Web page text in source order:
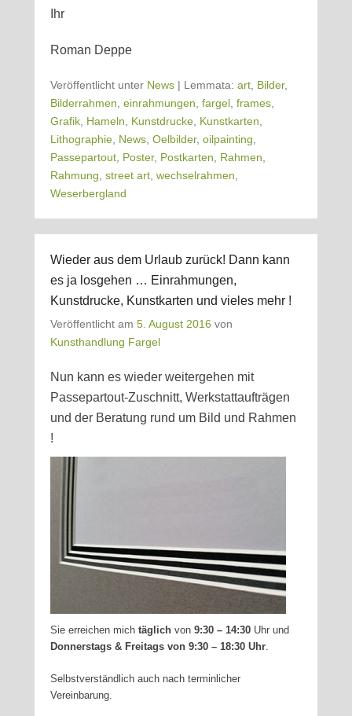
Ihr
Roman Deppe
Veröffentlicht unter News | Lemmata: art Bilder,
Bilderrahmen einrahmungen fargel frames
Grafik Hameln Kunstdrucke Kunstkarten
Lithographie News Oelbilder, oilpainting
Passepartout Poster, Postkarten Rahmen
Rahmung street art wechselrahmen
Weserbergland
Wieder aus dem Urlaub zurück! Dann kann
es ja losgehen … Einrahmungen,
Kunstdrucke, Kunstkarten und vieles mehr !
Veröffentlicht am 5. August 2016 von
Kunsthandlung Fargel
Nun kann es wieder weitergehen mit
Passepartout-Zuschnitt, Werkstattaufträgen
und der Beratung rund um Bild und Rahmen
!
Sie erreichen mich täglich von 9:30 – 14:30 Uhr und
Donnerstags & Freitags von 9:30 – 18:30 Uhr.
Selbstverständlich auch nach terminlicher
Vereinbarung.